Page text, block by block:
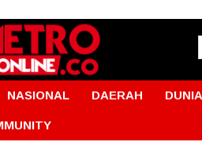
NASIONAL DAERAH DUNIA